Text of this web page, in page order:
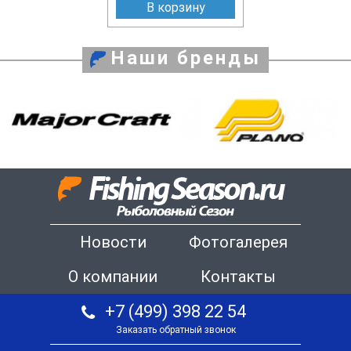
В корзину
Наши бренды
Новости
Фотогалерея
О компании
Контакты
+7 (499) 398 22 54
Заказать обратный звонок